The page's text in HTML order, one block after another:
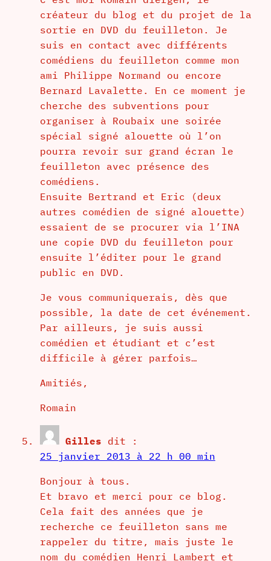
créateur du blog et du projet de la
sortie en DVD du feuilleton. Je
suis en contact avec différents
comédiens du feuilleton comme mon
ami Philippe Normand ou encore
Bernard Lavalette. En ce moment je
cherche des subventions pour
organiser à Roubaix une soirée
spécial signé alouette où l’on
pourra revoir sur grand écran le
feuilleton avec présence des
comédiens.
Ensuite Bertrand et Eric (deux
autres comédien de signé alouette)
essaient de se procurer via l’INA
une copie DVD du feuilleton pour
ensuite l’éditer pour le grand
public en DVD.
Je vous communiquerais, dès que
possible, la date de cet événement.
Par ailleurs, je suis aussi
comédien et étudiant et c’est
difficile à gérer parfois…
Amitiés,
Romain
Gilles dit :
25 janvier 2013 à 22 h 00 min
Bonjour à tous.
Et bravo et merci pour ce blog.
Cela fait des années que je
recherche ce feuilleton sans me
rappeler du titre, mais juste le
nom du comédien Henri Lambert et